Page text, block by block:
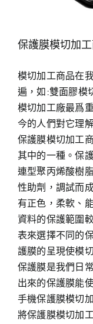
保護膜模切加
模切加工商品在
遍，如:雙面膠模
模切加工廠最爲
今的人們對它理
保護膜模切加工
其中的一種。保
連型聚丙烯酸樹
性助劑，調試而
有正色，柔軟、
資料的保護範圍
表來選擇不同的
護膜的呈現使模
保護膜是我們日
出來的保護膜能
手機保護膜模切
將保護膜模切加